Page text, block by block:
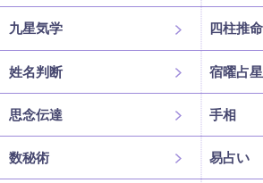
九星気学 四柱推命
姓名判断 宿曜占
思念伝達 手相
数秘術 易占い